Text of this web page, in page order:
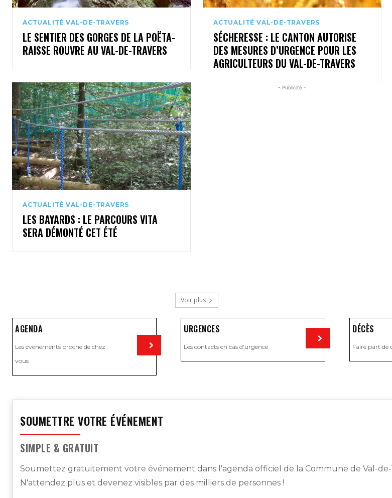
ACTUALITÉ VAL-DE-TRAVERS
LE SENTIER DES GORGES DE LA POËTA-
RAISSE ROUVRE AU VAL-DE-TRAVERS
ACTUALITÉ VAL-DE-TRAVERS
SÉCHERESSE : LE CANTON AUTORISE
DES MESURES D’URGENCE POUR LES
AGRICULTEURS DU VAL-DE-TRAVERS
ACTUALITÉ VAL-DE-TRAVERS
LES BAYARDS : LE PARCOURS VITA
SERA DÉMONTÉ CET ÉTÉ
- Publicité -
Voir plus
AGENDA
Les événements proche de chez
vous
URGENCES
Les contacts en cas d'urgence
DÉCÈS
Faire part de
SOUMETTRE VOTRE ÉVÉNEMENT
SIMPLE & GRATUIT
Soumettez gratuitement votre événement dans l'agenda officiel de la Commune de Val-de-
N'attendez plus et devenez visibles par des milliers de personnes !